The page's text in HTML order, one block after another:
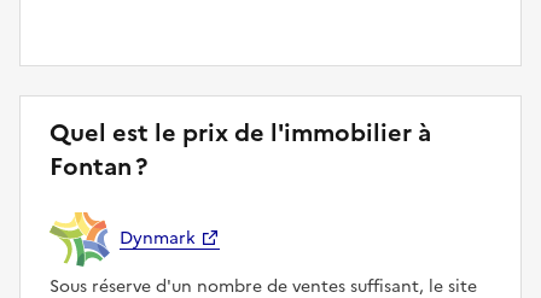
Quel est le prix de l'immobilier à
Fontan ?
Dynmark
Sous réserve d'un nombre de ventes suffisant, le site